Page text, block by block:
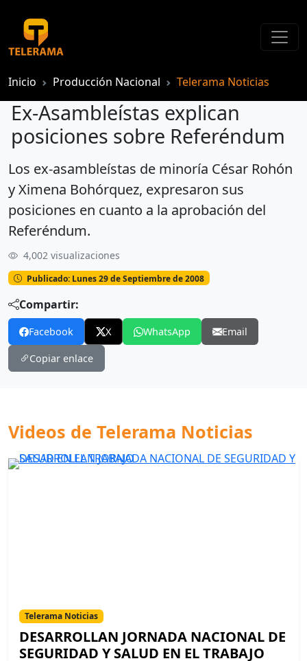
Inicio Producción Nacional Telerama Noticias
Ex-Asambleístas explican
posiciones sobre Referéndum
Ex-Asambleístas explican posiciones sobre Referéndum
Los ex-asambleístas de minoría César Rohón
y Ximena Bohórquez, expresaron sus
posiciones en cuanto a la aprobación del
Referéndum.
4,002 visualizaciones
Publicado: Lunes 29 de Septiembre de 2008
Compartir:
Facebook X WhatsApp Email
Copiar enlace
Videos de Telerama Noticias
Telerama Noticias
DESARROLLAN JORNADA NACIONAL DE
SEGURIDAD Y SALUD EN EL TRABAJO